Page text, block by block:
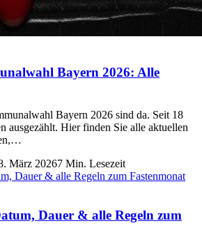
Bayern 2026: Alle
Bayern 2026 sind da. Seit 18
ausgezählt. Hier finden Sie alle aktuellen
März 20267 Min. Lesezeit
Dauer & alle Regeln zum